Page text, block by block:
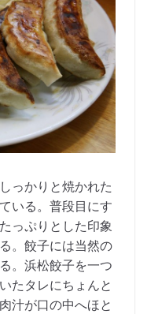
っかりと焼かれた
いる。普段目にす
っぷりとした印象
。餃子には当然の
。浜松餃子を一つ
たタレにちょんと
汁が口の中へほと